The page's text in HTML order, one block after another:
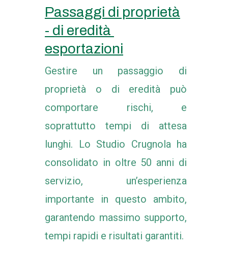
Passaggi di proprietà
- di eredità
esportazioni
Gestire un passaggio di
proprietà o di eredità può
comportare rischi, e
soprattutto tempi di attesa
lunghi. Lo Studio Crugnola ha
consolidato in oltre 50 anni di
servizio, un’esperienza
importante in questo ambito,
garantendo massimo supporto,
tempi rapidi e risultati garantiti.